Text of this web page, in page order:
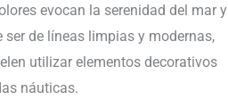
evocan la serenidad del mar y
de líneas limpias y modernas,
utilizar elementos decorativos
náuticas.